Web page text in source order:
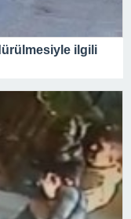
ilgili